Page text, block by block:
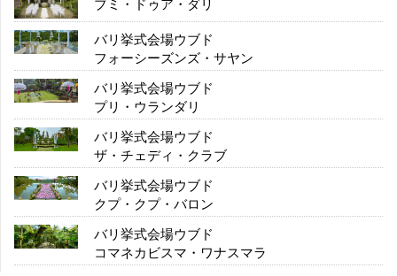
ブミ・ドゥア・ダリ
バリ挙式会場ウブド
フォーシーズンズ・サヤン
バリ挙式会場ウブド
プリ・ウランダリ
バリ挙式会場ウブド
ザ・チェディ・クラブ
バリ挙式会場ウブド
クプ・クプ・バロン
バリ挙式会場ウブド
コマネカビスマ・ワナスマラ